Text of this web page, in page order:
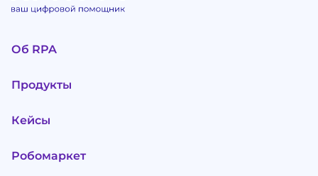
Об RPA
Продукты
Кейсы
Робомаркет